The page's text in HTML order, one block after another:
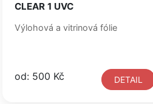
CLEAR 1 UVC
Výlohová a vitrinová fólie
od: 500 Kč DETAIL